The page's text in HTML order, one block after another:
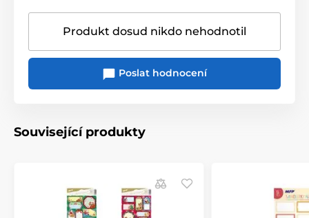
Produkt dosud nikdo nehodnotil
Poslat hodnocení
Související produkty